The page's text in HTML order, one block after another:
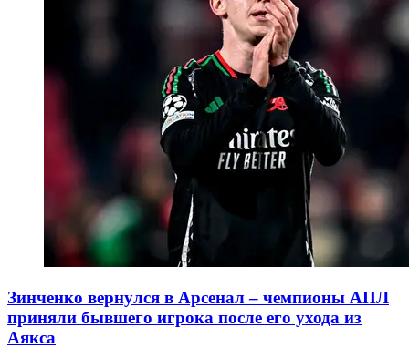
Зинченко вернулся в Арсенал – чемпионы АПЛ
приняли бывшего игрока после его ухода из
Аякса